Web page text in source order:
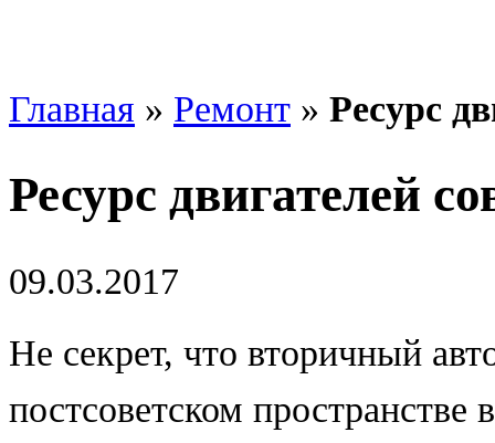
Главная » Ремонт » Ресурс
Ресурс двигателей
09.03.2017
Не секрет, что вторичный
постсоветском пространстве